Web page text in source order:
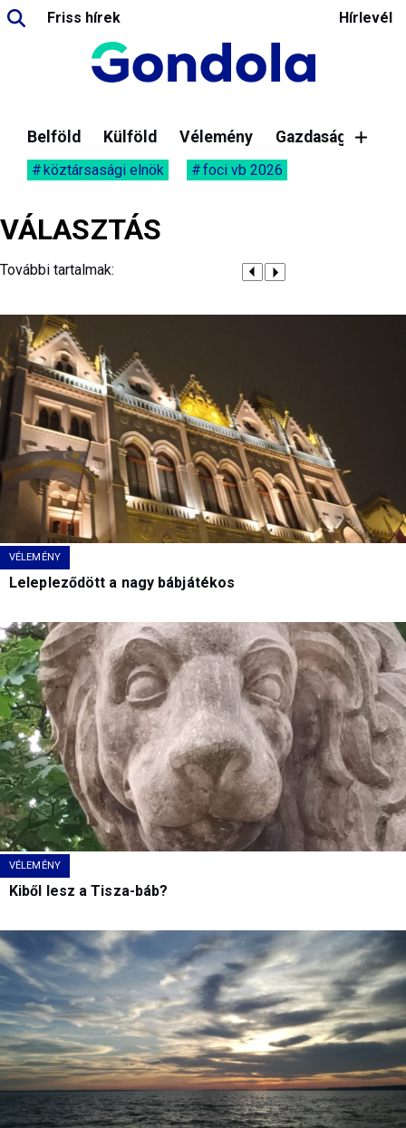
Friss hírek Hírlevél
Belföld Külföld Vélemény Gazdaság
köztársasági elnök foci vb 2026
VÁLASZTÁS
További tartalmak:
VÉLEMÉNY
Lelepleződött a nagy bábjátékos
VÉLEMÉNY
Kiből lesz a Tisza-báb?